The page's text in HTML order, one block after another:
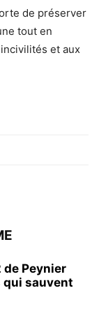
de préserver
tout en
et aux
de Peynier
qui sauvent